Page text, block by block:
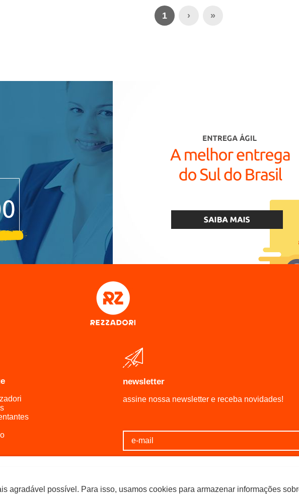
1 › »
newsletter
assine nossa newsletter e receba novidades!
agradável possível. Para isso, usamos cookies para armazenar informações